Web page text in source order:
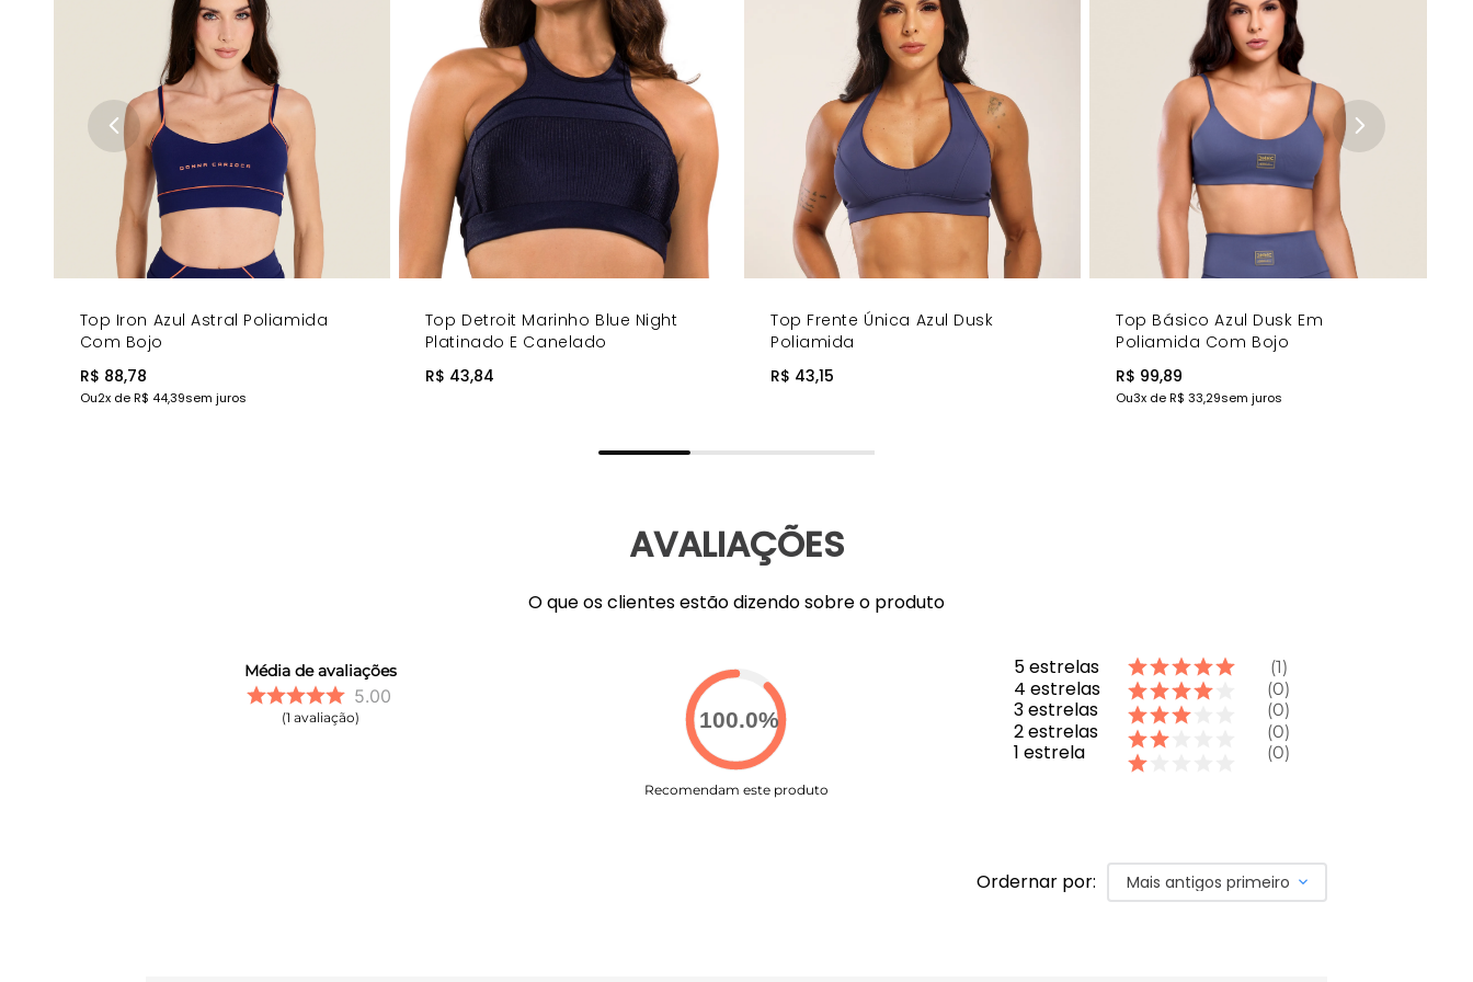
Top Iron Azul Astral Poliamida
Com Bojo
R$ 88,78
Ou2x deR$ 44,39sem juros
Top Detroit Marinho Blue Night
Platinado E Canelado
R$ 43,84
Top Frente Única Azul Dusk
Poliamida
R$ 43,15
Top Básico Azul Dusk Em
Poliamida Com Bojo
R$ 99,89
Ou3x deR$ 33,29sem juros
AVALIAÇÕES
O que os clientes estão dizendo sobre o produto
Média de avaliações
5.00
1 avaliação 100.0%
Recomendam este produto
5estrelas
4estrelas
3estrelas
2estrelas
1estrela
1
0
0
0
0
Ordernar por: Mais antigos primeiro